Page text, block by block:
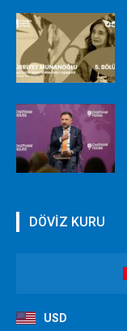
DÖVİZ KURU
USD